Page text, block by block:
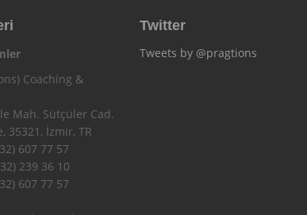
Coaching &
Mah. Sütçüler Cad.
35321, İzmir, TR
607 77 57
239 36 10
607 77 57
Twitter
Tweets by @pragtions